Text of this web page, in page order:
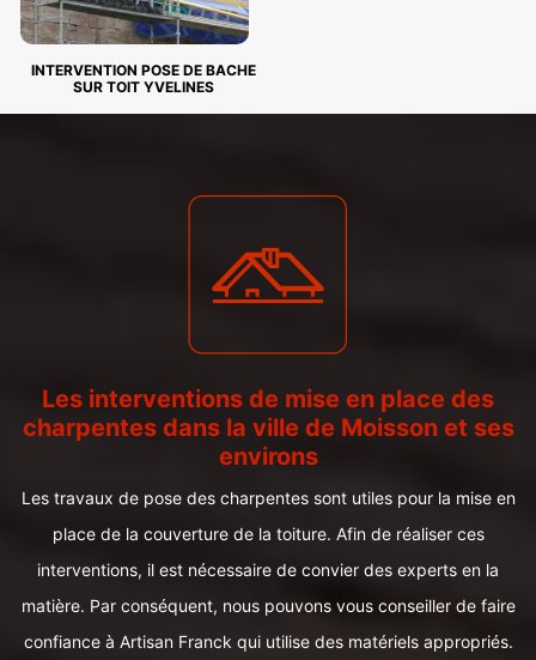
INTERVENTION POSE DE BACHE
SUR TOIT YVELINES
Les interventions de mise en place des
charpentes dans la ville de Moisson et ses
environs
Les travaux de pose des charpentes sont utiles pour la mise en
place de la couverture de la toiture. Afin de réaliser ces
interventions, il est nécessaire de convier des experts en la
matière. Par conséquent, nous pouvons vous conseiller de faire
confiance à Artisan Franck qui utilise des matériels appropriés.